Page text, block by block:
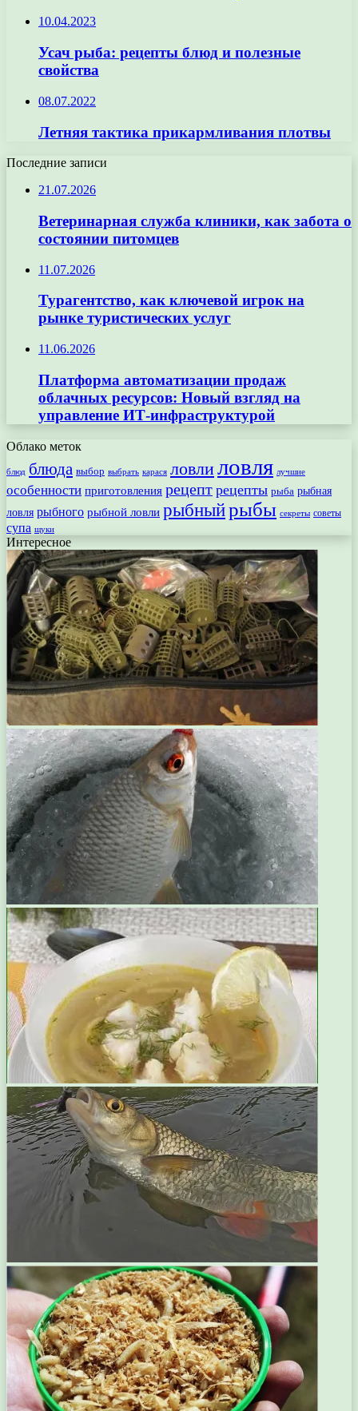
10.04.2023
Усач рыба: рецепты блюд и полезные
свойства
08.07.2022
Летняя тактика прикармливания плотвы
Последние записи
21.07.2026
Ветеринарная служба клиники, как забота о
состоянии питомцев
11.07.2026
Турагентство, как ключевой игрок на
рынке туристических услуг
11.06.2026
Платформа автоматизации продаж
облачных ресурсов: Новый взгляд на
управление ИТ-инфраструктурой
Облако меток
блюд блюда выбор выбрать карася ловлиловля лучшие
особенности приготовления рецепт рецепты рыба рыбная
ловля рыбного рыбной ловли рыбныйрыбы секреты советы
супа щуки
Интересное